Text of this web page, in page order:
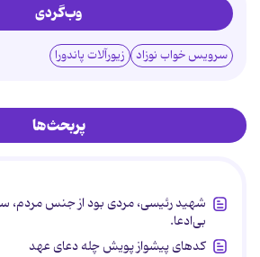
وب‌گردی
سرویس خواب نوزاد زیورآلات پاندورا
پربحث‌ها
شهید رئیسی، مردی بود از جنس مردم،
بی‌ادعا.
کدهای پیشواز پویش چله دعای عهد